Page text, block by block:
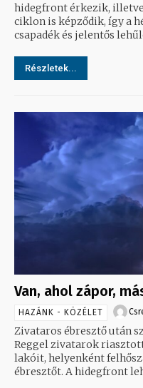
hidegfront érkezik,
ciklon is képződik, így a
Részletek...
Van, ahol zápor,
HAZÁNK - KÖZÉLET
Zivataros ébresztő után
Reggel zivatarok
lakóit, helyenként
ébresztőt. A hidegfront